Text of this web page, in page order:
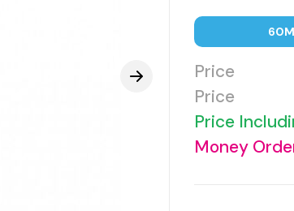
Price
Price
Price
Money